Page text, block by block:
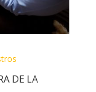
DE LA